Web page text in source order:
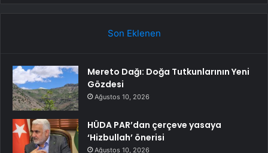
Son Eklenen
Mereto Dağı: Doğa Tutkunlarının Yeni
Gözdesi
Ağustos 10, 2026
HÜDA PAR’dan çerçeve yasaya
‘Hizbullah’ önerisi
Ağustos 10, 2026